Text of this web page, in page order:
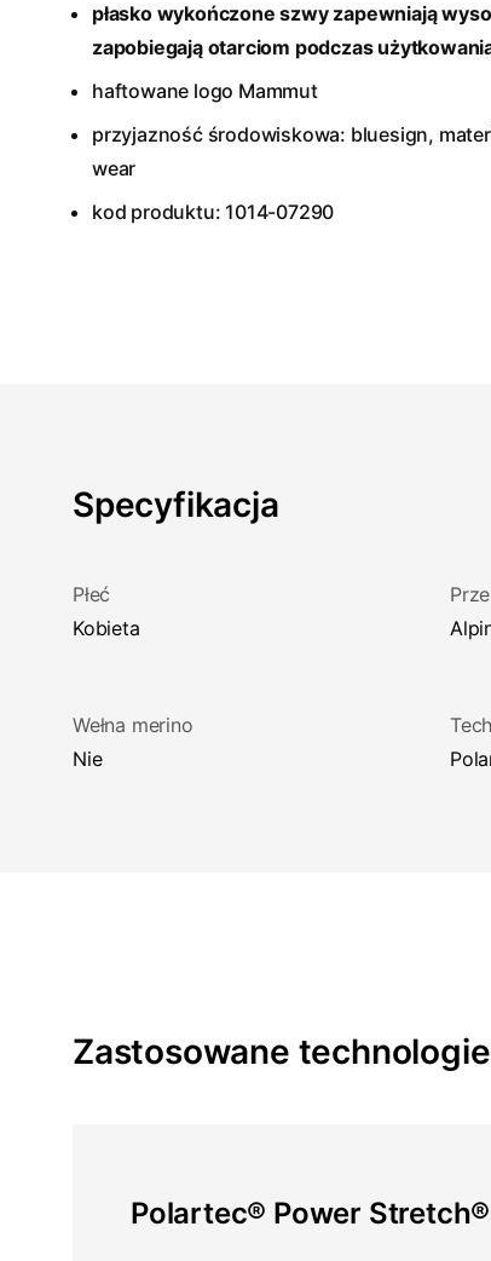
płasko wykończone szwy zapewniają
zapobiegają otarciom podczas
haftowane logo Mammut
przyjazność środowiskowa: bluesign,
wear
kod produktu: 1014-07290
Specyfikacja
Płeć
Kobieta
Wełna merino
Nie
Zastosowane technologie
Polartec® Power Stretch®